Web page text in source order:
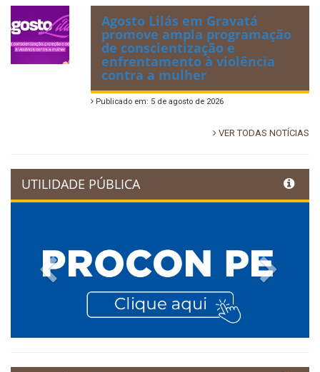
Agosto Lilás em Gravatá
promove ampla programação
de conscientização e
enfrentamento à violência
contra a mulher
Publicado em: 5 de agosto de 2026
VER TODAS NOTÍCIAS
UTILIDADE PÚBLICA
Previous